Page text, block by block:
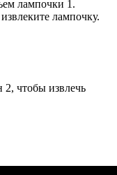
лампочки 1.
лампочку.
2, чтобы извлечь